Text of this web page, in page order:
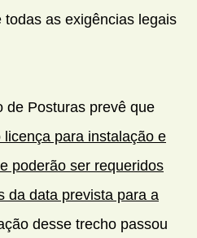
todas as exigências legais
de Posturas prevê que
licença para instalação e
poderão ser requeridos
da data prevista para a
desse trecho passou